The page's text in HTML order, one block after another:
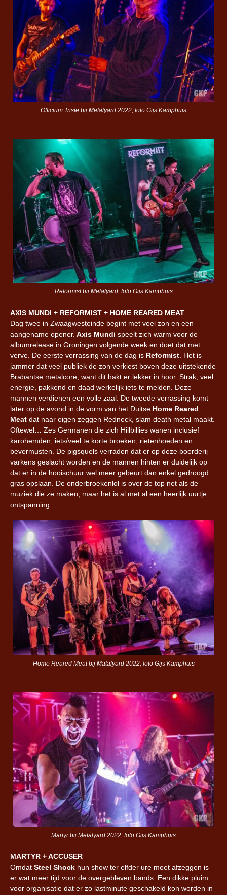
Officium Triste bij Metalyard 2022, foto Gijs Kamphuis
Reformist bij Metalyard, foto Gijs Kamphuis
AXIS MUNDI + REFORMIST + HOME REARED MEAT
Dag twee in Zwaagwesteinde begint met veel zon en een
aangename opener. Axis Mundi speelt zich warm voor de
albumrelease in Groningen volgende week en doet dat met
verve. De eerste verrassing van de dag is Reformist. Het is
jammer dat veel publiek de zon verkiest boven deze uitstekende
Brabantse metalcore, want dit hakt er lekker in hoor. Strak, veel
energie, pakkend en daad werkelijk iets te melden. Deze
mannen verdienen een volle zaal. De tweede verrassing komt
later op de avond in de vorm van het Duitse Home Reared
Meat dat naar eigen zeggen Redneck, slam death metal maakt.
Oftewel… Zes Germanen die zich Hillbillies wanen inclusief
karohemden, iets/veel te korte broeken, rietenhoeden en
bevermusten. De pigsquels verraden dat er op deze boerderij
varkens geslacht worden en de mannen hinten er duidelijk op
dat er in de hooischuur wel meer gebeurt dan enkel gedroogd
gras opslaan. De onderbroekenlol is over de top net als de
muziek die ze maken, maar het is al met al een heerlijk uurtje
ontspanning.
Home Reared Meat bij Matalyard 2022, foto Gijs Kamphuis
Martyr bij Metalyard 2022, foto Gijs Kamphuis
MARTYR + ACCUSER
Omdat Steel Shock hun show ter elfder ure moet afzeggen is
er wat meer tijd voor de overgebleven bands. Een dikke pluim
voor organisatie dat er zo lastminute geschakeld kon worden in